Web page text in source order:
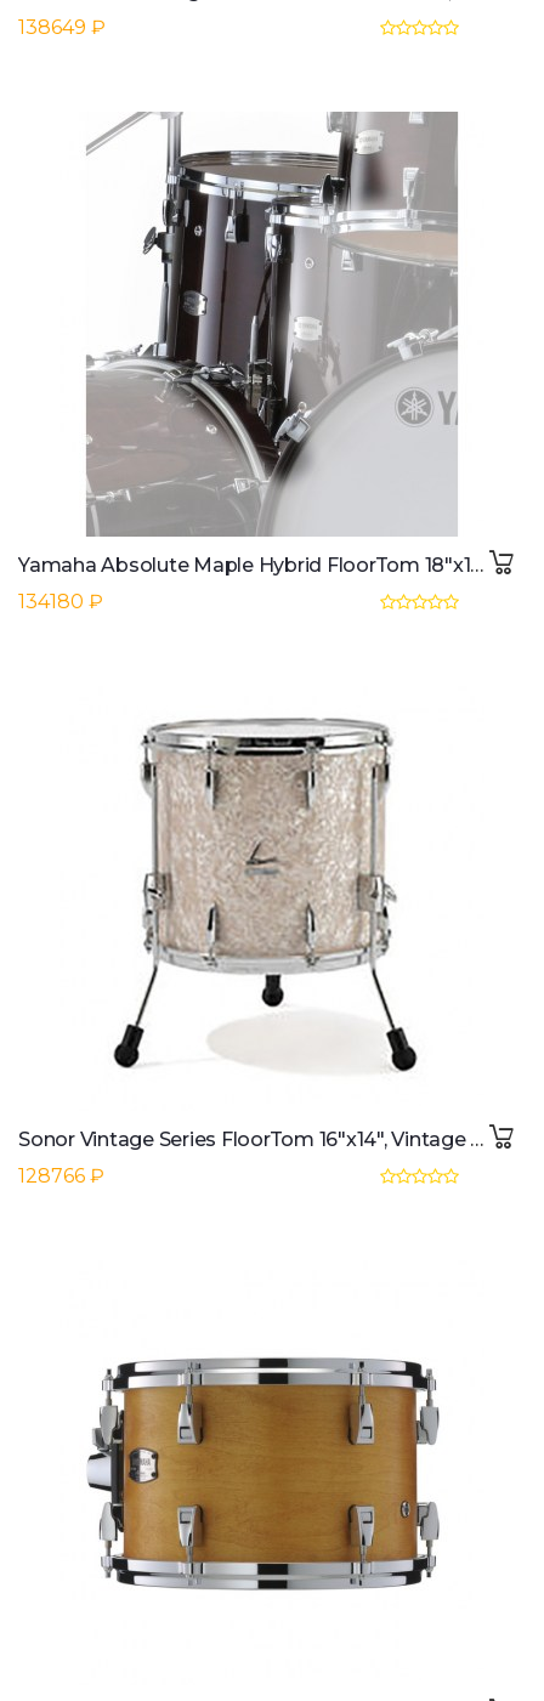
138649 ₽
Yamaha Absolute Maple Hybrid FloorTom 18"x16", Classic Walnut #WLN
134180 ₽
Sonor Vintage Series FloorTom 16"x14", Vintage Pearl
128766 ₽